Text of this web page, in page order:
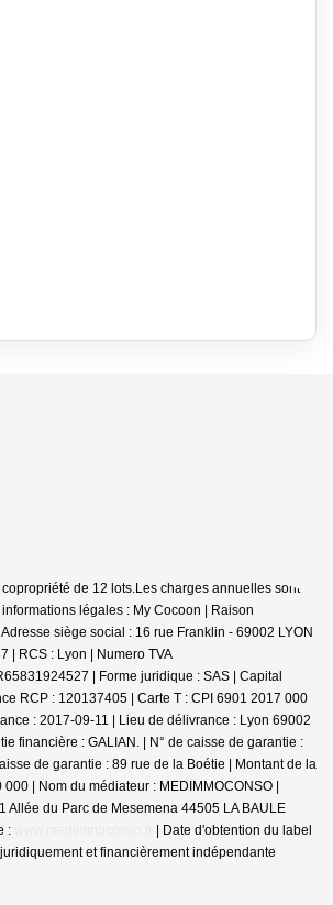
de 12 lots.Les charges annuelles sont
légales : My Cocoon | Raison
siège social : 16 rue Franklin - 69002 LYON
| RCS : Lyon | Numero TVA
| Forme juridique : SAS | Capital
RCP : 120137405 | Carte T : CPI 6901 2017 000
: 2017-09-11 | Lieu de délivrance : Lyon 69002
financière : GALIAN. | N° de caisse de garantie :
de garantie : 89 rue de la Boétie | Montant de la
| Nom du médiateur : MEDIMMOCONSO |
Allée du Parc de Mesemena 44505 LA BAULE
:
| Date d'obtention du label
et financièrement indépendante